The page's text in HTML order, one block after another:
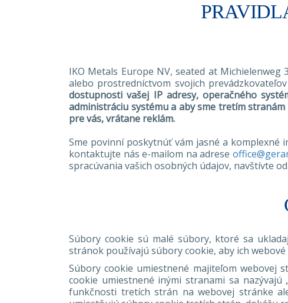
IKO Metals Europe NV, seated at Michielenweg
alebo prostredníctvom svojich
dostupnosti vašej IP adresy, operačného
administráciu systému a aby sme tretím
pre vás, vrátane reklám.
Sme povinní poskytnúť vám jasné a komplexné
kontaktujte nás e-mailom na adrese
spracúvania vašich osobných údajov, navštívte
Súbory cookie sú malé súbory, ktoré sa
stránok používajú súbory cookie, aby ich
Súbory cookie umiestnené majiteľom webovej
cookie umiestnené inými stranami sa
funkčnosti tretích strán na webovej stránke